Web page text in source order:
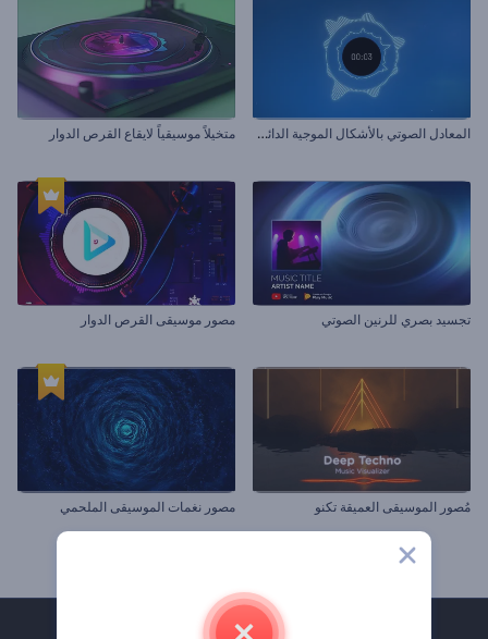
ا
لمعادل الصوتي بالأشكال الموجية الدائرية متخيلاً موسيقياً لايقاع القرص الدوار
تجسيد بصري للرنين الصوتي مصور موسيقى القرص الدوار
مُصور الموسيقى العميقة تكنو مصور نغمات الموسيقى الملحمي